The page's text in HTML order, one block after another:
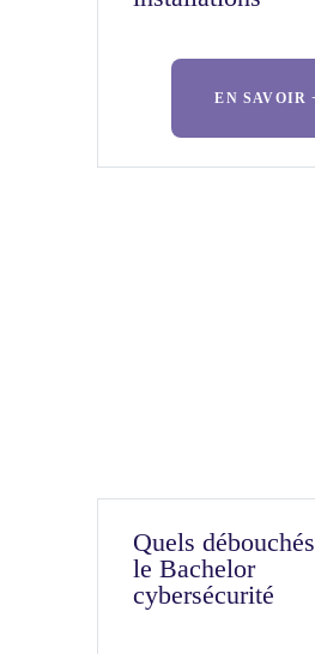
EN SAVOIR
Quels
le Bachelor
cybersécurité